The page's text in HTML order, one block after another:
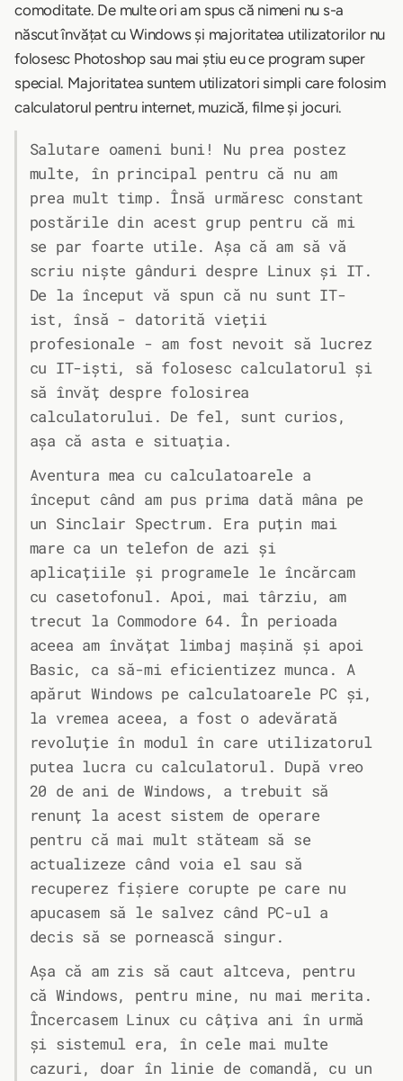
comoditate. De multe ori am spus că nimeni nu s-a
născut învățat cu Windows și majoritatea utilizatorilor nu
folosesc Photoshop sau mai știu eu ce program super
special. Majoritatea suntem utilizatori simpli care folosim
calculatorul pentru internet, muzică, filme și jocuri.
Salutare oameni buni! Nu prea postez
multe, în principal pentru că nu am
prea mult timp. Însă urmăresc constant
postările din acest grup pentru că mi
se par foarte utile. Așa că am să vă
scriu niște gânduri despre Linux și IT.
De la început vă spun că nu sunt IT-
ist, însă - datorită vieții
profesionale - am fost nevoit să lucrez
cu IT-iști, să folosesc calculatorul și
să învăț despre folosirea
calculatorului. De fel, sunt curios,
așa că asta e situația.
Aventura mea cu calculatoarele a
început când am pus prima dată mâna pe
un Sinclair Spectrum. Era puțin mai
mare ca un telefon de azi și
aplicațiile și programele le încărcam
cu casetofonul. Apoi, mai târziu, am
trecut la Commodore 64. În perioada
aceea am învățat limbaj mașină și apoi
Basic, ca să-mi eficientizez munca. A
apărut Windows pe calculatoarele PC și,
la vremea aceea, a fost o adevărată
revoluție în modul în care utilizatorul
putea lucra cu calculatorul. După vreo
20 de ani de Windows, a trebuit să
renunț la acest sistem de operare
pentru că mai mult stăteam să se
actualizeze când voia el sau să
recuperez fișiere corupte pe care nu
apucasem să le salvez când PC-ul a
decis să se pornească singur.
Așa că am zis să caut altceva, pentru
că Windows, pentru mine, nu mai merita.
Încercasem Linux cu câțiva ani în urmă
și sistemul era, în cele mai multe
cazuri, doar în linie de comandă, cu un